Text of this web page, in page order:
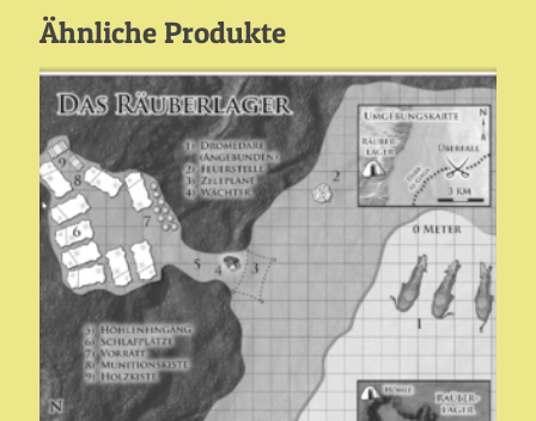
Ähnliche Produkte